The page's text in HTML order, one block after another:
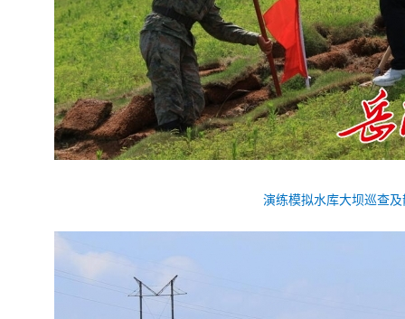
演练模拟水库大坝巡查